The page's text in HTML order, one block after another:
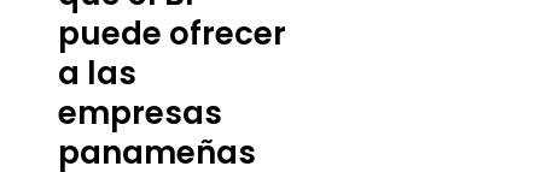
puede ofrecer
a las
empresas
panameñas